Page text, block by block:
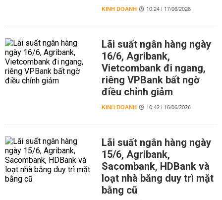
KINH DOANH 10:24 | 17/06/2026
Lãi suất ngân hàng ngày
16/6, Agribank,
Vietcombank đi ngang,
riêng VPBank bất ngờ
điều chỉnh giảm
KINH DOANH 10:42 | 16/06/2026
Lãi suất ngân hàng ngày
15/6, Agribank,
Sacombank, HDBank và
loạt nhà băng duy trì mặt
bằng cũ